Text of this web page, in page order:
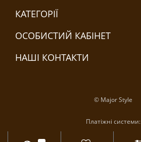
КАТЕГОРІЇ
ОСОБИСТИЙ КАБІНЕТ
НАШІ КОНТАКТИ
© Major Style
Платіжні системи: